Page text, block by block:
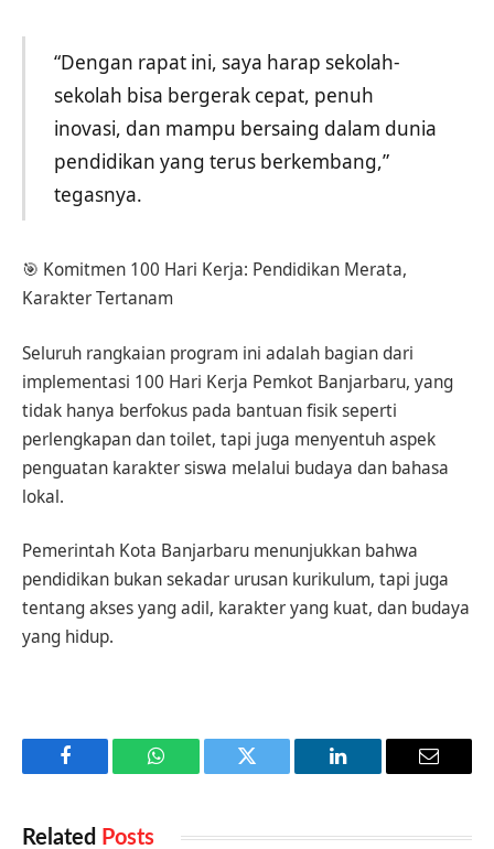
“Dengan rapat ini, saya harap sekolah-
sekolah bisa bergerak cepat, penuh
inovasi, dan mampu bersaing dalam dunia
pendidikan yang terus berkembang,”
tegasnya.
🎯 Komitmen 100 Hari Kerja: Pendidikan Merata,
Karakter Tertanam
Seluruh rangkaian program ini adalah bagian dari
implementasi 100 Hari Kerja Pemkot Banjarbaru, yang
tidak hanya berfokus pada bantuan fisik seperti
perlengkapan dan toilet, tapi juga menyentuh aspek
penguatan karakter siswa melalui budaya dan bahasa
lokal.
Pemerintah Kota Banjarbaru menunjukkan bahwa
pendidikan bukan sekadar urusan kurikulum, tapi juga
tentang akses yang adil, karakter yang kuat, dan budaya
yang hidup.
Facebook WhatsApp Twitter LinkedIn Email
Related Posts